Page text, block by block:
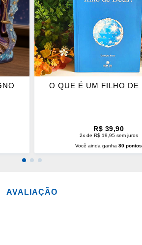
FAVORITOS
O QUE É UM FILHO DE
R$ 39,90
2x de R$ 19,95 sem juros
Você ainda ganha80 pontos
AVALIAÇÃO